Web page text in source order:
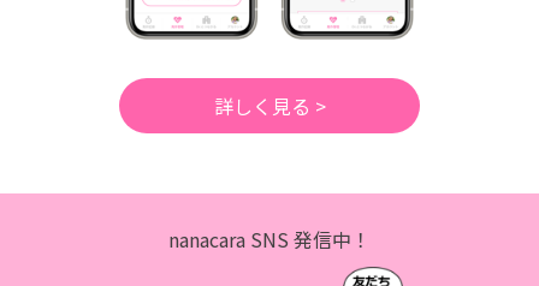
詳しく見る >
nanacara SNS 発信中！